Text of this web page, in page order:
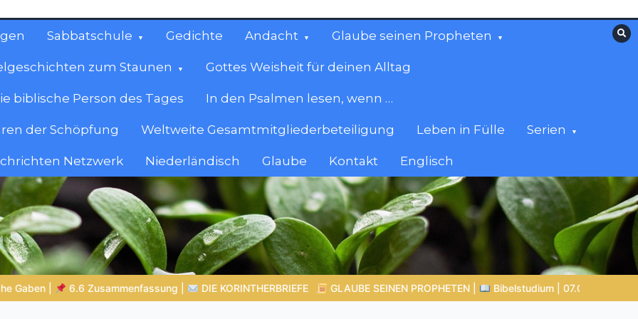
Sabbatschule Gedichte Andacht Glaube seinen Propheten
zum Staunen Gottes Weisheit für deinen Alltag
biblische Person des Tages In den Psalmen lesen, wenn …
der Schöpfung Weltweite Gesamtmitgliederbeteiligung Leben in Fülle Serien
Netzwerk Niederländisch Glaube Kontakt Englisch
GLAUBE SEINEN PROPHETEN | Bibelstudium | 07.08.2026 | Hiob | Kap.42 – Das Ende der Prüfung